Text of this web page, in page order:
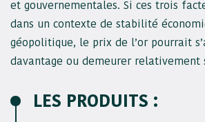
et gouvernementales. Si ces trois
dans un contexte de stabilité
géopolitique, le prix de l’or pourrait
davantage ou demeurer relativement
LES PRODUITS :